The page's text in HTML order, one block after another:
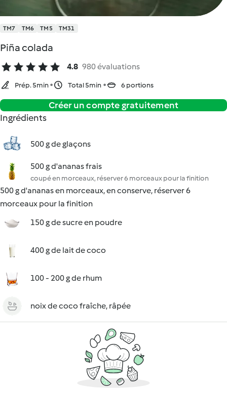
TM7 TM6 TM5 TM31
Piña colada
4.8 980 évaluations
Prép. 5min Total 5min 6 portions
Créer un compte gratuitement
Ingrédients
500 g de glaçons
500 g d'ananas frais
coupé en morceaux, réserver 6 morceaux pour la finition
500 g d'ananas en morceaux, en conserve, réserver 6
morceaux pour la finition
150 g de sucre en poudre
400 g de lait de coco
100 - 200 g de rhum
noix de coco fraîche, râpée